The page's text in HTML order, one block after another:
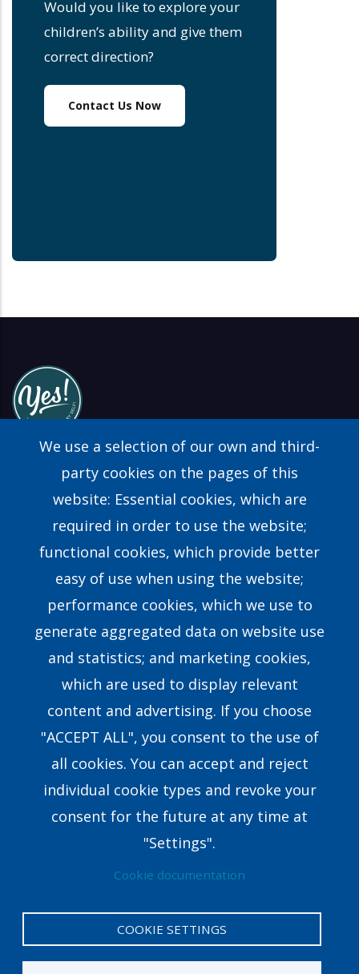
Would you like to explore your
children’s ability and give them
correct direction?
Contact Us Now
Find a Consultant
FAQs
Contact Us
Our Story
Our Team
Research & Development
8351 E.Walker Springs Lane, Suite 403 Knoxville,
We use a selection of our own and third-
party cookies on the pages of this
website: Essential cookies, which are
required in order to use the website;
functional cookies, which provide better
easy of use when using the website;
performance cookies, which we use to
generate aggregated data on website use
and statistics; and marketing cookies,
which are used to display relevant
content and advertising. If you choose
"ACCEPT ALL", you consent to the use of
all cookies. You can accept and reject
individual cookie types and revoke your
consent for the future at any time at
"Settings".
Cookie documentation
COOKIE SETTINGS
Privacy Policy Legal